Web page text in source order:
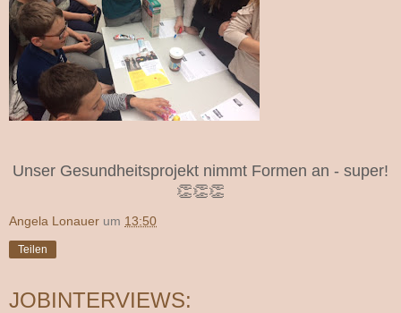
Unser Gesundheitsprojekt nimmt Formen an - super!
👏👏👏
Angela Lonauer um 13:50
Teilen
JOBINTERVIEWS: